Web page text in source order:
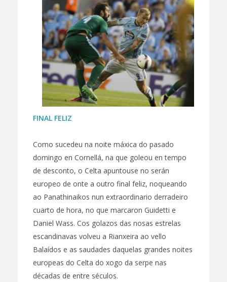
FINAL FELIZ
Como sucedeu na noite máxica do pasado
domingo en Cornellá, na que goleou en tempo
de desconto, o Celta apuntouse no serán
europeo de onte a outro final feliz, noqueando
ao Panathinaikos nun extraordinario derradeiro
cuarto de hora, no que marcaron Guidetti e
Daniel Wass. Cos golazos das nosas estrelas
escandinavas volveu a Rianxeira ao vello
Balaídos e as saudades daquelas grandes noites
europeas do Celta do xogo da serpe nas
décadas de entre séculos.